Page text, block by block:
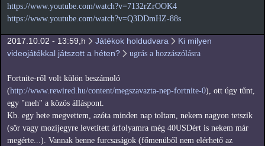
https://www.youtube.com/watch?v=7132rZrOOK4
https://www.youtube.com/watch?v=Q3DDmHZ-88s
2017.10.02 - 13:59,h Játékok holdudvara
Ki milyen
videojátékkal játszott a héten?
ugrás a hozzászólásra
Fortnite-ről volt külön beszámoló
(http://www.rewired.hu/content/megszavazta-nep-fortnite-0), ott úgy tűnt,
egy "meh" a közös álláspont.
Kb. egy hete megvettem, azóta minden nap toltam, nekem nagyon tetszik
(sör vagy mozijegyre levetített árfolyamra még 40USDért is nekem már
megérte...). Vannak benne furcsaságok (főmenüből nem elérhető az